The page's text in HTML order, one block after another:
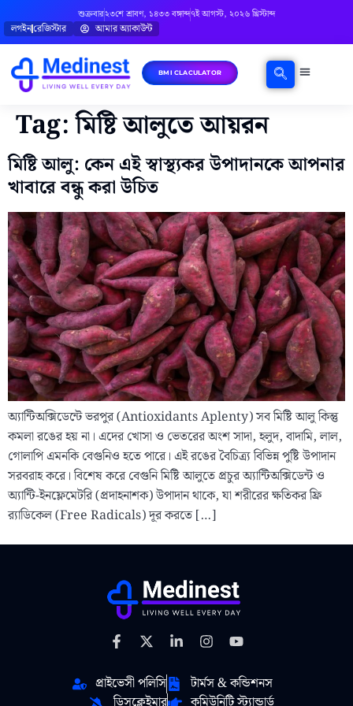
শুক্রবার২৩শে শ্রাবণ, ১৪৩৩ বঙ্গাব্দ৭ই আগস্ট, ২০২৬ খ্রিস্টাব্দ
লগইনরেজিস্টার আমার অ্যাকাউন্ট
BMI CLACULATOR
Tag:মিষ্টি আলুতে আয়রন
মিষ্টি আলু: কেন এই স্বাস্থ্যকর উপাদানকে আপনার
খাবারে বন্ধু করা উচিত
অ্যান্টিঅক্সিডেন্টে ভরপুর (Antioxidants Aplenty) সব মিষ্টি আলু কিন্তু
কমলা রঙের হয় না। এদের খোসা ও ভেতরের অংশ সাদা, হলুদ, বাদামি, লাল,
গোলাপি এমনকি বেগুনিও হতে পারে। এই রঙের বৈচিত্র্য বিভিন্ন পুষ্টি উপাদান
সরবরাহ করে। বিশেষ করে বেগুনি মিষ্টি আলুতে প্রচুর অ্যান্টিঅক্সিডেন্ট ও
অ্যান্টি-ইনফ্লেমেটরি (প্রদাহনাশক) উপাদান থাকে, যা শরীরের ক্ষতিকর ফ্রি
র‍্যাডিকেল (Free Radicals) দূর করতে […]
প্রাইভেসী পলিসি
টার্মস & কন্ডিশনস